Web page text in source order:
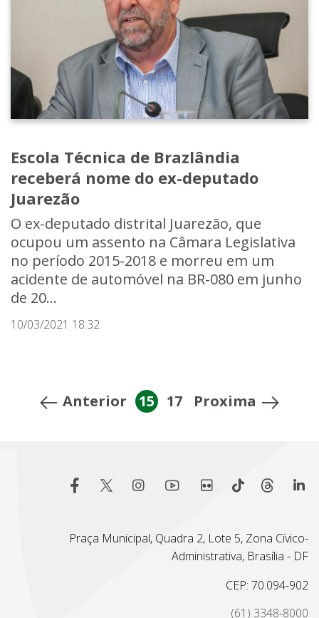
Escola Técnica de Brazlândia
receberá nome do ex-deputado
Juarezão
O ex-deputado distrital Juarezão, que
ocupou um assento na Câmara Legislativa
no período 2015-2018 e morreu em um
acidente de automóvel na BR-080 em junho
de 20...
10/03/2021 18:32
Anterior 15 17 Proxima
Praça Municipal, Quadra 2, Lote 5, Zona Cívico-
Administrativa, Brasília - DF
CEP: 70.094-902
(61) 3348-8000